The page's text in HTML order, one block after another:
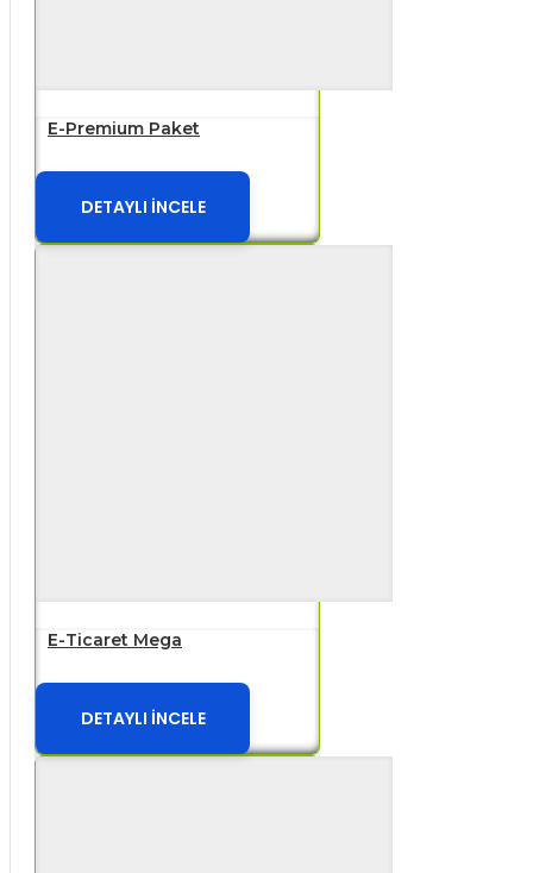
E-Premium Paket
DETAYLI İNCELE
E-Ticaret Mega
DETAYLI İNCELE